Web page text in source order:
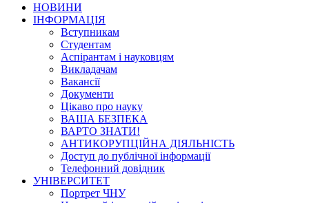
НОВИНИ
ІНФОРМАЦІЯ
Вступникам
Студентам
Аспірантам і науковцям
Викладачам
Вакансії
Документи
Цікаво про науку
ВАША БЕЗПЕКА
ВАРТО ЗНАТИ!
АНТИКОРУПЦІЙНА ДІЯЛЬНІСТЬ
Доступ до публічної інформації
Телефонний довідник
УНІВЕРСИТЕТ
Портрет ЧНУ